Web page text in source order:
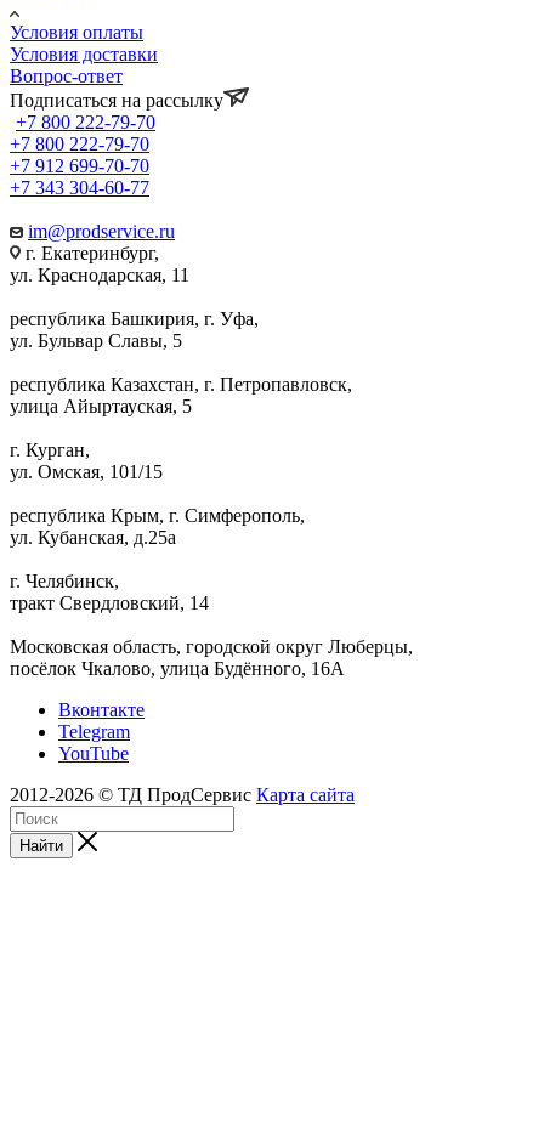
Условия оплаты
Условия доставки
Вопрос-ответ
Подписаться на рассылку
+7 800 222-79-70
+7 800 222-79-70
+7 912 699-70-70
+7 343 304-60-77
im@prodservice.ru
г. Екатеринбург,
ул. Краснодарская, 11
республика Башкирия, г. Уфа,
ул. Бульвар Славы, 5
республика Казахстан, г. Петропавловск,
улица Айыртауская, 5
г. Курган,
ул. Омская, 101/15
республика Крым, г. Симферополь,
ул. Кубанская, д.25а
г. Челябинск,
тракт Свердловский, 14
Московская область, городской округ Люберцы,
посёлок Чкалово, улица Будённого, 16А
Вконтакте
Telegram
YouTube
2012-2026 © ТД ПродСервис Карта сайта
Найти